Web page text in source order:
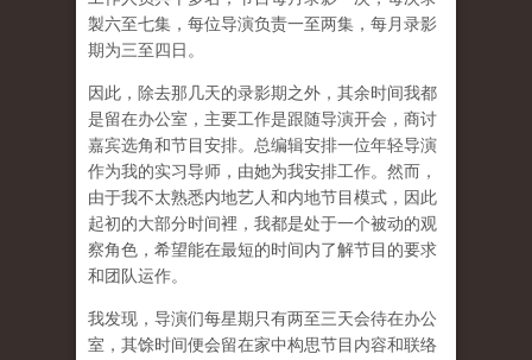
製六至七集，每位导演负责一至两集，每月录影
期为三至四日。
因此，除去那几天的录影期之外，其余时间我都
是留在办公室，主要工作是跟随导演开会，商讨
嘉宾选角和节目安排。总编辑安排一位年轻导演
作为我的实习导师，由她为我安排工作。然而，
由于我不太熟悉内地艺人和内地节目模式，因此
起初的大部分时间裡，我都是处于一个被动的观
察角色，希望能在最短的时间内了解节目的要求
和团队运作。
我发现，导演们每星期只有两至三天会待在办公
室，其馀时间便会留在家中构思节目内容和联络